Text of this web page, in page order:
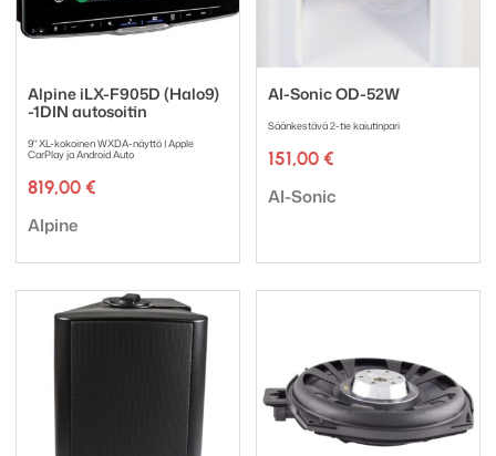
Alpine iLX-F905D (Halo9)
-1DIN autosoitin
9" XL-kokoinen WXDA-näyttö | Apple
CarPlay ja Android Auto
819,00 €
Tuotemerkki:
Alpine
AI-Sonic OD-52W
Säänkestävä 2-tie kaiutinpari
151,00 €
Tuotemerkki:
AI-Sonic